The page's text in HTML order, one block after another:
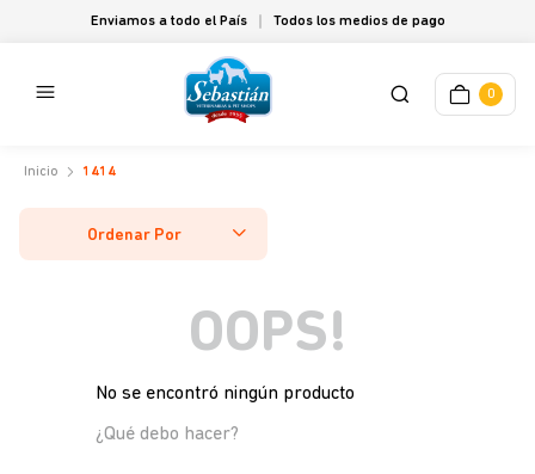
Enviamos a todo el País Todos los medios de pago
0
1414
Ordenar Por
OOPS!
No se encontró ningún producto
¿Qué debo hacer?